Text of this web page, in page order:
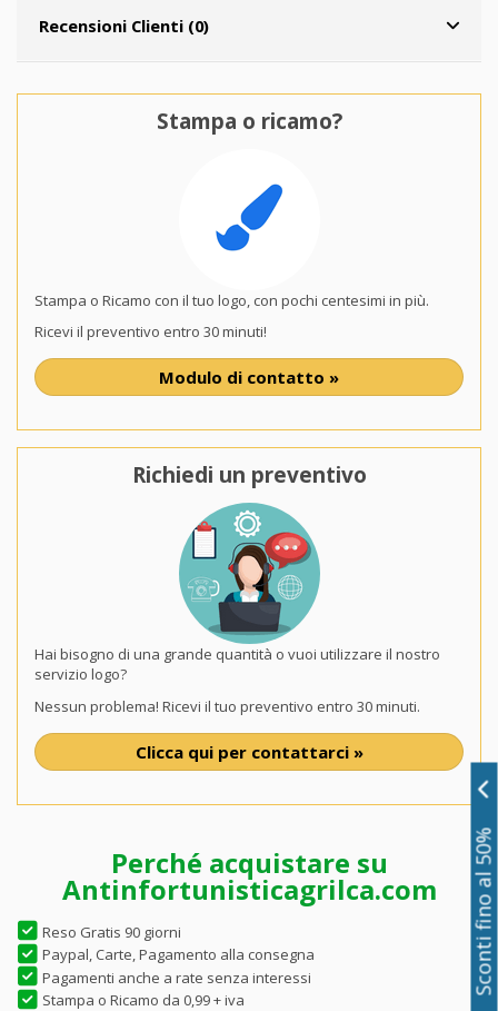
Recensioni Clienti (0)
Stampa o ricamo?
Stampa o Ricamo con il tuo logo, con pochi centesimi in più.
Ricevi il preventivo entro 30 minuti!
Modulo di contatto »
Richiedi un preventivo
Hai bisogno di una grande quantità o vuoi utilizzare il nostro
servizio logo?
Nessun problema! Ricevi il tuo preventivo entro 30 minuti.
Clicca qui per contattarci »
Perché acquistare su
Antinfortunisticagrilca.com
Reso Gratis 90 giorni
Paypal, Carte, Pagamento alla consegna
Pagamenti anche a rate senza interessi
Stampa o Ricamo da 0,99 + iva
Sconti fino al 50%